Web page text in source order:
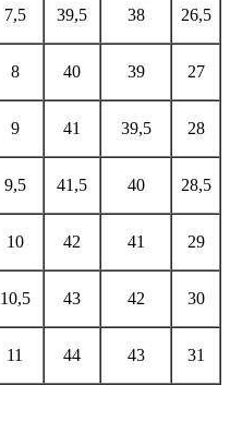
7,5 39,5 38 26,5
8 40 39 27
9 41 39,5 28
9,5 41,5 40 28,5
10 42 41 29
10,5 43 42 30
11 44 43 31